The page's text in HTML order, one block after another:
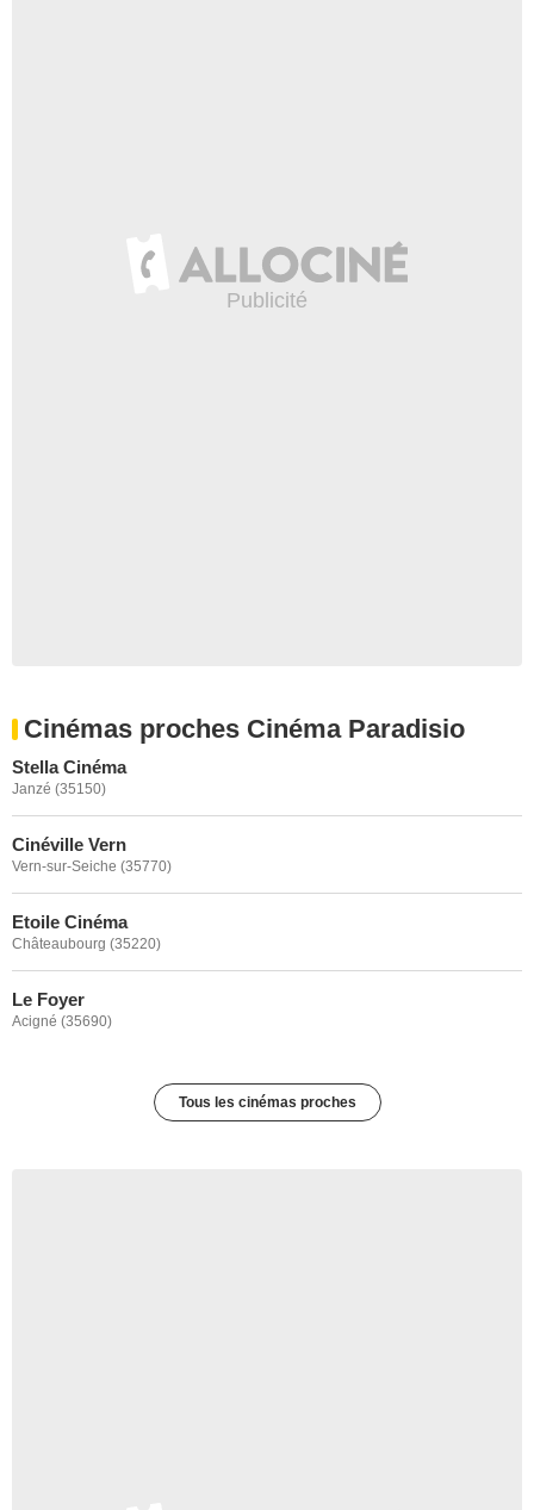
Cinémas proches Cinéma Paradisio
Stella Cinéma
Janzé (35150)
Cinéville Vern
Vern-sur-Seiche (35770)
Etoile Cinéma
Châteaubourg (35220)
Le Foyer
Acigné (35690)
Tous les cinémas proches